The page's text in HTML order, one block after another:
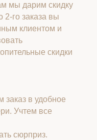
мы дарим скидку
2-го заказа вы
клиентом и
скидки
заказ в удобное
Учтем все
сюрприз.